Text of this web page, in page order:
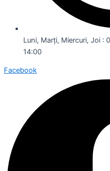
Luni, Marți, Miercuri, Joi :
14:00
Facebook